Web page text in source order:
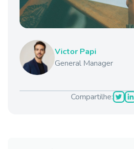
Victor Papi
General Manager
Compartilhe: